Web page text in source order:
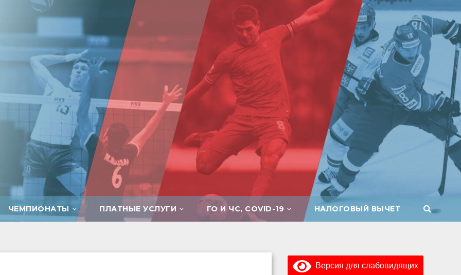
ЧЕМПИОНАТЫ ПЛАТНЫЕ УСЛУГИ ГО И ЧС, COVID-19 НАЛОГОВЫЙ ВЫЧЕТ
Версия для слабовидящих